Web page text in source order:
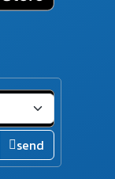
send